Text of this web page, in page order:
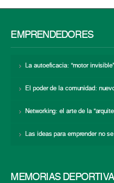
EMPRENDEDORES
La autoeficacia: “motor
El poder de la comunidad:
Networking: el arte de la
Las ideas para emprender no
MEMORIAS